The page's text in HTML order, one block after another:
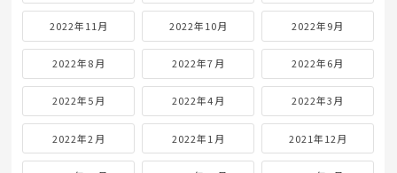
2022年11月 2022年10月 2022年9月
2022年8月 2022年7月 2022年6月
2022年5月 2022年4月 2022年3月
2022年2月 2022年1月 2021年12月